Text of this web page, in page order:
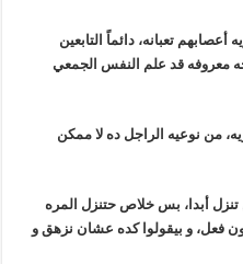
أعصابهم تعبانه، دائماً التابعين
معروفه قد علم النفس الجمعي
من نوعيه الراجل ده لا ممكن
تنزل أبدا، بس خلاص حتنزل المره
فعل، و بيقولوا كده عشان نزهق و